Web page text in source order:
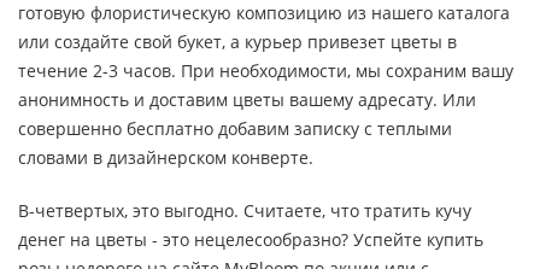
готовую флористическую композицию из нашего каталога
или создайте свой букет, а курьер привезет цветы в
течение 2-3 часов. При необходимости, мы сохраним вашу
анонимность и доставим цветы вашему адресату. Или
совершенно бесплатно добавим записку с теплыми
словами в дизайнерском конверте.
В-четвертых, это выгодно. Считаете, что тратить кучу
денег на цветы - это нецелесообразно? Успейте купить